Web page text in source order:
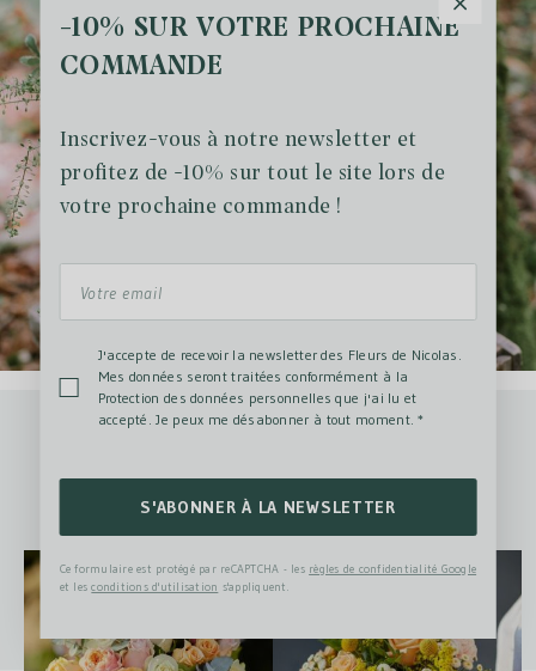
intéresser
-10% SUR VOTRE PROCHAINE
COMMANDE
Inscrivez-vous à notre newsletter et
profitez de -10% sur tout le site lors de
votre prochaine commande !
J'accepte de recevoir la newsletter des Fleurs de Nicolas.
Mes données seront traitées conformément à la
Protection des données personnelles que j'ai lu et
accepté. Je peux me désabonner à tout moment.*
S'ABONNER À LA NEWSLETTER
Ce formulaire est protégé par reCAPTCHA - les règles de confidentialité Google
et lesconditions d'utilisation s'appliquent.